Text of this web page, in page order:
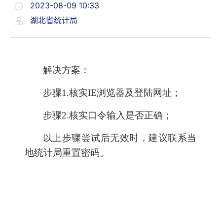
2023-08-09 10:33
湖北省统计局
解决方案：
步骤1.核实IE浏览器及登陆网址；
步骤2.核实口令输入是否正确；
以上步骤尝试后无效时，建议联系当
地统计局重置密码。